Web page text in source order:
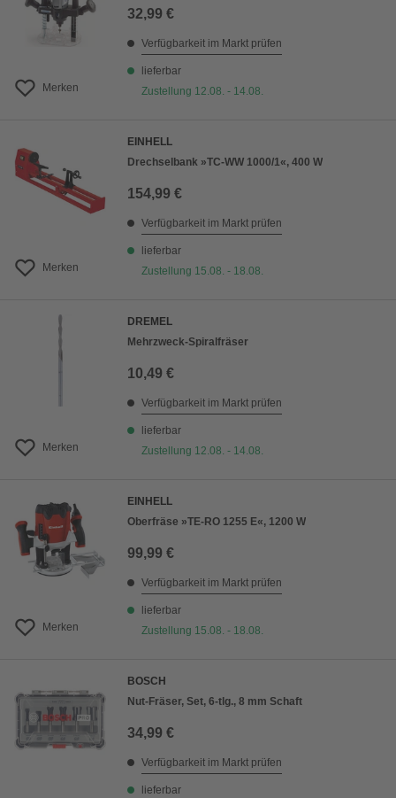
Merken
32,99 €
Verfügbarkeit im Markt prüfen
lieferbar
Zustellung 12.08. - 14.08.
Merken
EINHELL
Drechselbank »TC-WW 1000/1«, 400 W
154,99 €
Verfügbarkeit im Markt prüfen
lieferbar
Zustellung 15.08. - 18.08.
Merken
DREMEL
Mehrzweck-Spiralfräser
10,49 €
Verfügbarkeit im Markt prüfen
lieferbar
Zustellung 12.08. - 14.08.
Merken
EINHELL
Oberfräse »TE-RO 1255 E«, 1200 W
99,99 €
Verfügbarkeit im Markt prüfen
lieferbar
Zustellung 15.08. - 18.08.
BOSCH
Nut-Fräser, Set, 6-tlg., 8 mm Schaft
34,99 €
Verfügbarkeit im Markt prüfen
lieferbar